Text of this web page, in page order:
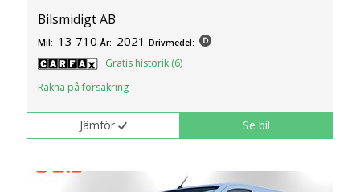
Bilsmidigt AB
Mil: 13 710 År: 2021 Drivmedel:
Gratis historik (6)
Räkna på försäkring
Jämför Se bil